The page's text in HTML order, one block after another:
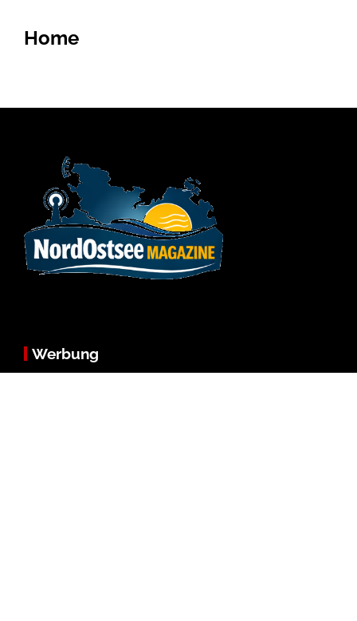
Home
Werbung